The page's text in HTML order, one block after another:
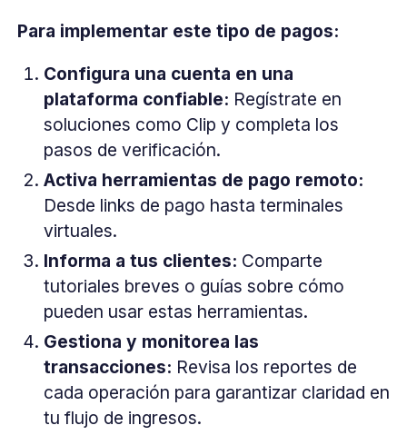
Para implementar este tipo de pagos:
Configura una cuenta en una
plataforma confiable: Regístrate en
soluciones como Clip y completa los
pasos de verificación.
Activa herramientas de pago remoto:
Desde links de pago hasta terminales
virtuales.
Informa a tus clientes: Comparte
tutoriales breves o guías sobre cómo
pueden usar estas herramientas.
Gestiona y monitorea las
transacciones: Revisa los reportes de
cada operación para garantizar claridad en
tu flujo de ingresos.